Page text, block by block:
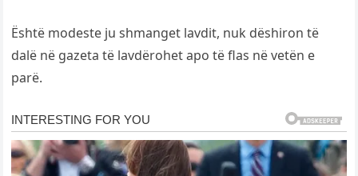
Është modeste ju shmanget lavdit, nuk dëshiron të
dalë në gazeta të lavdërohet apo të flas në vetën e
parë.